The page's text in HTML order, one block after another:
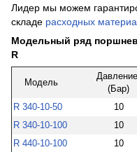
Лидер мы можем
складе расходных
Модельный ряд
R
Модель
Давление,
(Бар)
R 340-10-50
10
R 340-10-100
10
R 440-10-100
10